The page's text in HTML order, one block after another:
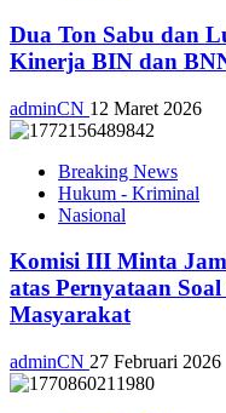
Dua Ton Sabu dan
Kinerja BIN dan
adminCN 12 Maret 2026
Breaking News
Hukum - Kriminal
Nasional
Komisi III Minta
atas Pernyataan
Masyarakat
adminCN 27 Februari 2026